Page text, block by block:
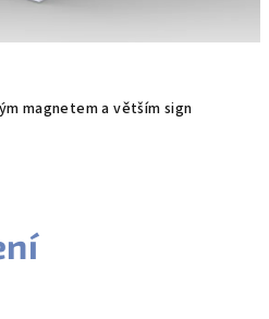
magnetem a větším sign